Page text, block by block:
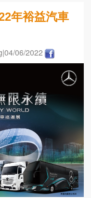
年裕益汽車
|04/06/2022